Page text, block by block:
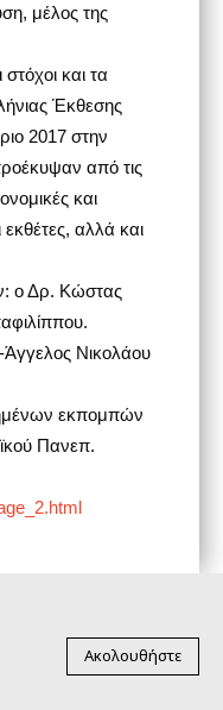
μέλος της
και τα
Έκθεσης
2017 στην
από τις
και
αλλά και
ο Δρ. Κώστας
Νικολάου
εκπομπών
Πανεπ.
Ακολουθήστε